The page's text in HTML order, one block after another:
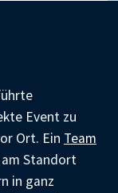
Event zu
Ort. Ein Team
Standort
in ganz